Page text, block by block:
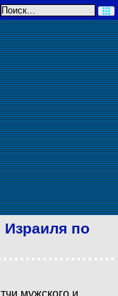
по
мужского и